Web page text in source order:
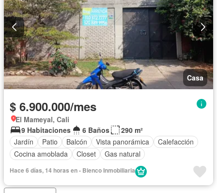
Casa
$ 6.900.000/mes
El Mameyal, Cali
9 Habitaciones
6 Baños
290 m²
Jardín
Patio Balcón Vista panorámica
Calefacción
Cocina amoblada
Closet Gas natural
Hace 6 días, 14 horas en - Bienco Inmobiliaria